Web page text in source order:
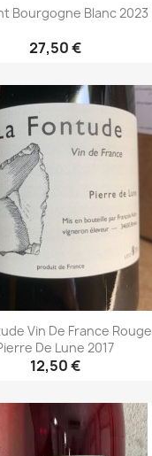
Bourgogne Blanc 2023
27,50 €
Vin De France Rouge
De Lune 2017
12,50 €